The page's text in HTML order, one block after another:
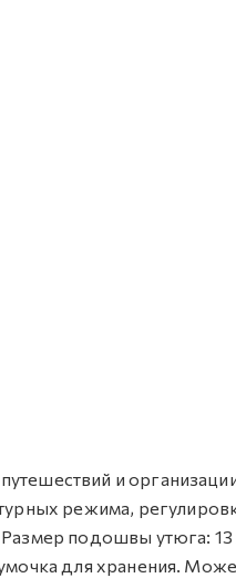
и
режима,
подошвы утюга: 13
для хранения.